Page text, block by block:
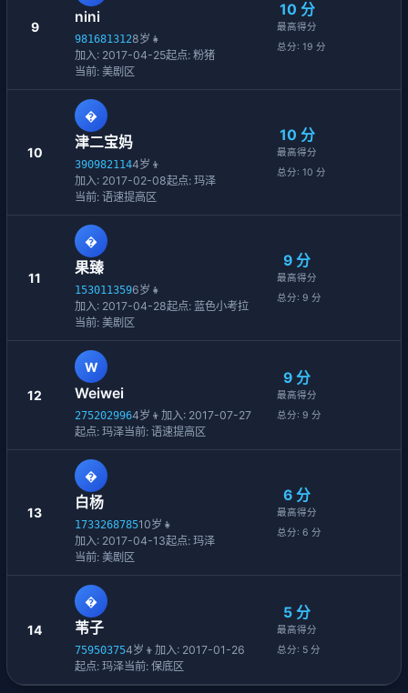
9
nini
9816813128岁 👧
加入: 2017-04-25起点: 粉猪
当前: 美剧区
10 分
最高得分
总分: 19 分
10
�
津二宝妈
3909821144岁 👦
加入: 2017-02-08起点: 玛泽
当前: 语速提高区
10 分
最高得分
总分: 10 分
11
�
果臻
1530113596岁 👧
加入: 2017-04-28起点: 蓝色小考拉
当前: 美剧区
9 分
最高得分
总分: 9 分
12
W
Weiwei
2752029964岁 👦 加入: 2017-07-27
起点: 玛泽当前: 语速提高区
9 分
最高得分
总分: 9 分
13
�
白杨
173326878510岁 👧
加入: 2017-04-13起点: 玛泽
当前: 美剧区
6 分
最高得分
总分: 6 分
14
�
苇子
759503754岁 👦 加入: 2017-01-26
起点: 玛泽当前: 保底区
5 分
最高得分
总分: 5 分